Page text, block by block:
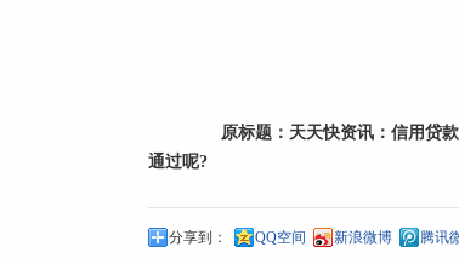
原标题： 天天快资讯：信用贷
通过呢?
分享到： QQ空间 新浪微博 腾讯